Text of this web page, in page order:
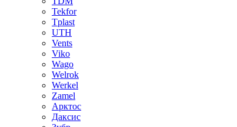
Tekfor
Tplast
UTH
Vents
Viko
Wago
Welrok
Werkel
Zamel
Арктос
Даксис